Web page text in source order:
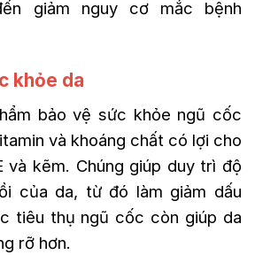
giảm nguy cơ mắc bệnh
khỏe da
bảo vệ sức khỏe ngũ cốc
và khoáng chất có lợi cho
và kẽm. Chúng giúp duy trì độ
của da, từ đó làm giảm dấu
tiêu thụ ngũ cốc còn giúp da
rỡ hơn.